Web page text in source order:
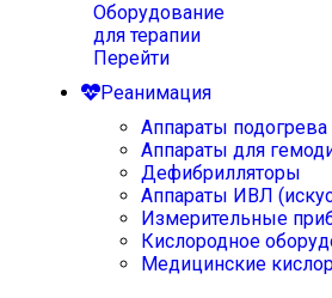
Оборудование
для терапии
Перейти
Реанимация
Аппараты
Аппараты для
Дефибрилляторы
Аппараты ИВЛ
Измерительные
Кислородное
Медицинские